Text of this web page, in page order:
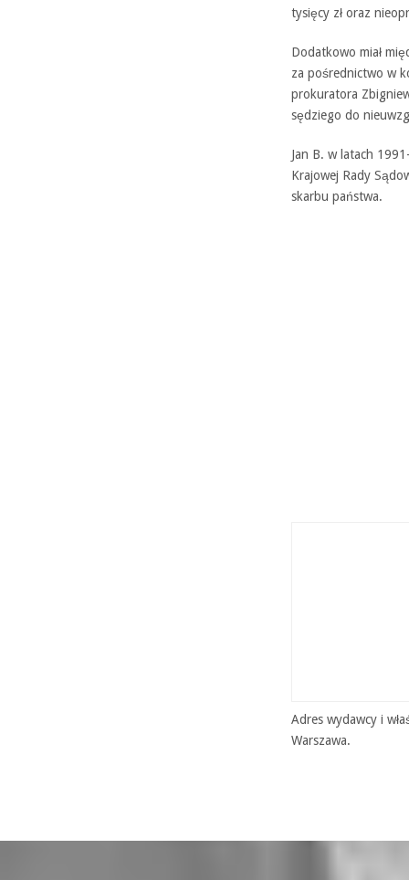
tysięcy zł oraz
Dodatkowo miał
za pośrednictwo w
prokuratora
sędziego do
Jan B. w latach
Krajowej Rady
skarbu państwa.
Adres wydawcy i
Warszawa.